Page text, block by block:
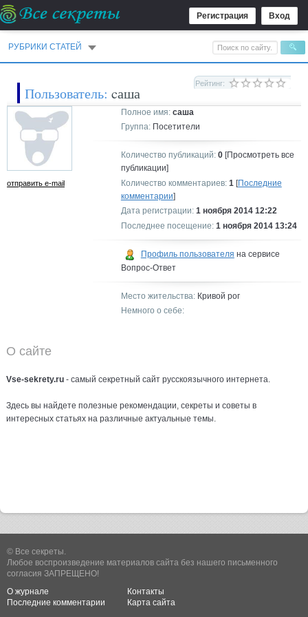
Регистрация Вход
РУБРИКИ СТАТЕЙ
Пользователь: cаша Рейтинг:
отправить e-mail
Полное имя: саша
Группа:Посетители
Количество публикаций: 0[Просмотреть все
публикации]
Количество комментариев: 1 [Последние
комментарии]
Дата регистрации: 1 ноября 2014 12:22
Последнее посещение: 1 ноября 2014 13:24
Профиль пользователя на сервисе
Вопрос-Ответ
Место жительства:Кривой рог
Немного о себе:
О сайте
Vse-sekrety.ru - самый секретный сайт русcкоязычного интернета.
Здесь вы найдете полезные рекомендации, секреты и советы в
интересных статьях на различные актуальные темы.
© Все секреты.
Любое воспроизведение материалов сайта без нашего письменного
согласия ЗАПРЕЩЕНО!
О журнале
Контакты
Последние комментарии
Карта сайта